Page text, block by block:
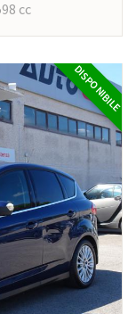
cc
DISPONIBILE